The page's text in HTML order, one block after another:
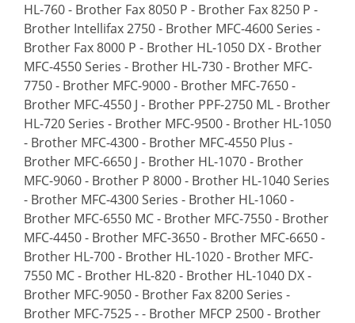
HL-760 - Brother Fax 8050 P - Brother Fax 8250 P -
Brother Intellifax 2750 - Brother MFC-4600 Series -
Brother Fax 8000 P - Brother HL-1050 DX - Brother
MFC-4550 Series - Brother HL-730 - Brother MFC-
7750 - Brother MFC-9000 - Brother MFC-7650 -
Brother MFC-4550 J - Brother PPF-2750 ML - Brother
HL-720 Series - Brother MFC-9500 - Brother HL-1050
- Brother MFC-4300 - Brother MFC-4550 Plus -
Brother MFC-6650 J - Brother HL-1070 - Brother
MFC-9060 - Brother P 8000 - Brother HL-1040 Series
- Brother MFC-4300 Series - Brother HL-1060 -
Brother MFC-6550 MC - Brother MFC-7550 - Brother
MFC-4450 - Brother MFC-3650 - Brother MFC-6650 -
Brother HL-700 - Brother HL-1020 - Brother MFC-
7550 MC - Brother HL-820 - Brother HL-1040 DX -
Brother MFC-9050 - Brother Fax 8200 Series -
Brother MFC-7525 - - Brother MFCP 2500 - Brother